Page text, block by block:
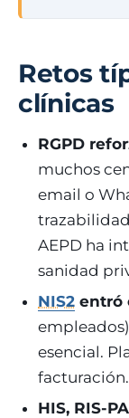
Retos
clínicas
RGPD
muchos
email o
AEPD ha
sanidad
NIS2 entró
esencial.
facturación.
HIS, RIS-